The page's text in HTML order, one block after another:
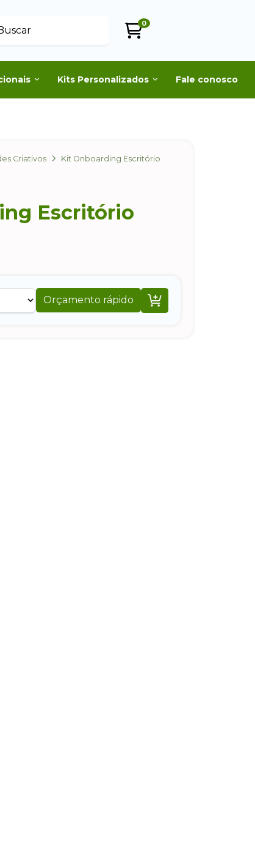
0
Kits Personalizados Fale conosco
Criativos Kit Onboarding Escritório
Escritório
Orçamento rápido 